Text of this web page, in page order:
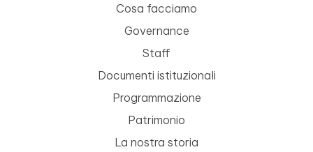
Cosa facciamo
Governance
Staff
Documenti istituzionali
Programmazione
Patrimonio
La nostra storia